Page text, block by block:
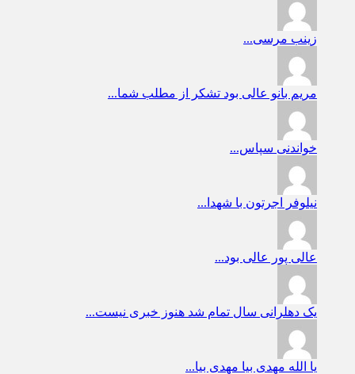
زینب مرسی...
مریم بانو عالی بود تشکر از مطلب شما...
خواندنی سپاس...
نیلوفر اجرتون با شهدا...
عالی پور عالی بود...
یک دهلرانی سال تمام شد هنوز خبری نیست...
یا الله مهدی بیا مهدی بیا...